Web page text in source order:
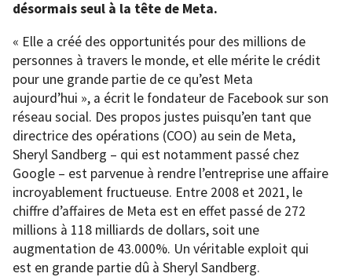
désormais seul à la tête de Meta.
« Elle a créé des opportunités pour des millions de
personnes à travers le monde, et elle mérite le crédit
pour une grande partie de ce qu’est Meta
aujourd’hui », a écrit le fondateur de Facebook sur son
réseau social. Des propos justes puisqu’en tant que
directrice des opérations (COO) au sein de Meta,
Sheryl Sandberg – qui est notamment passé chez
Google – est parvenue à rendre l’entreprise une affaire
incroyablement fructueuse. Entre 2008 et 2021, le
chiffre d’affaires de Meta est en effet passé de 272
millions à 118 milliards de dollars, soit une
augmentation de 43.000%. Un véritable exploit qui
est en grande partie dû à Sheryl Sandberg.